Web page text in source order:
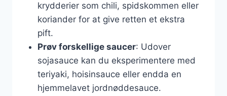
krydderier som chili, spidskommen eller
koriander for at give retten et ekstra
pift.
Prøv forskellige saucer: Udover
sojasauce kan du eksperimentere med
teriyaki, hoisinsauce eller endda en
hjemmelavet jordnøddesauce.